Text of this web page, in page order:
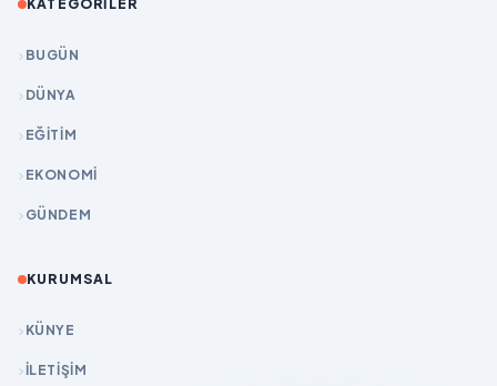
KATEGORILER
BUGÜN
DÜNYA
EĞİTİM
EKONOMİ
GÜNDEM
KURUMSAL
KÜNYE
İLETIŞIM